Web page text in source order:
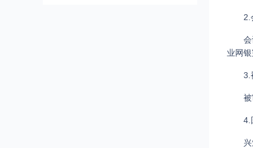
2.
业网
3.
4.